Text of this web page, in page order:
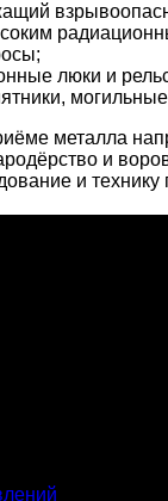
люки и
могильные
металла
и
и технику